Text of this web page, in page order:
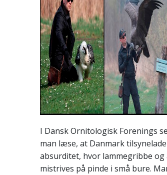
I Dansk Ornitologisk Forenings
man læse, at Danmark
absurditet, hvor lammegribbe
mistrives på pinde i små bure.